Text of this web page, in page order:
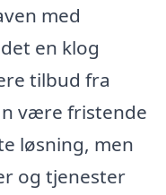
med
en klog
tilbud fra
være fristende
løsning, men
og tjenester